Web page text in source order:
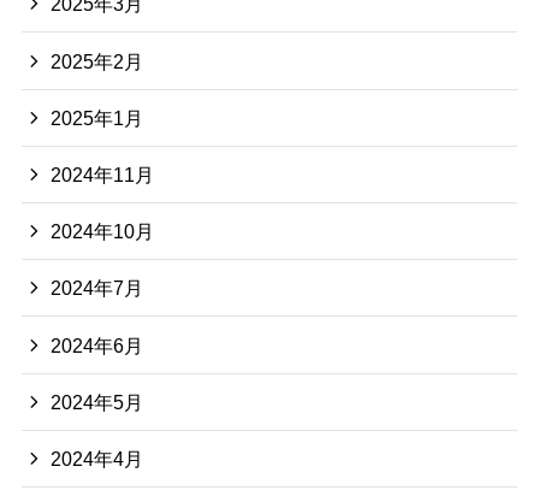
2025年2月
2025年1月
2024年11月
2024年10月
2024年7月
2024年6月
2024年5月
2024年4月